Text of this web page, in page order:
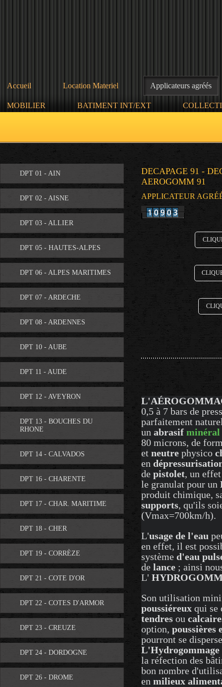
Accueil Location Materiel Applicateurs agréés
MOBILIER BATIMENT INT/EXT
DPT 01 - AIN
DPT 02 - AISNE
DPT 03 - ALLIER
DPT 05 - HAUTES-ALPES
DPT 06 - ALPES MARITIMES
DPT 07 - ARDECHE
DPT 08 - ARDENNES
DPT 10 - AUBE
DPT 11 - AUDE
DPT 12 - AVEYRON
DPT 13 - BOUCHES DU
RHONE
DPT 14 - CALVADOS
DPT 16 - CHARENTE
DPT 17 - CHAR. MARITIME
DPT 18 - CHER
DPT 19 - CORRÈZE
DPT 21 - COTE D'OR
DPT 22 - COTES D'ARMOR
DPT 23 - CREUZE
DPT 24 - DORDOGNE
DPT 26 - DROME
DECAPAGE 91 -
AEROGOMM 91
APPLICATEUR
0,5 à 7 bars de
parfaitement
un abrasif minéral
80 microns, de
et neutre physico
en
de pistolet, un
le granulat pour un
produit chimique,
supports, qu'ils
(Vmax=700km/h).
L'usage de l'eau
en effet, il est
système d'eau
de lance ; ainsi
L'
Son utilisation
poussiéreux qui se
tendres ou
option, poussières
pourront se
L'Hydrogommage
la réfection des
bon nombre
en milieux